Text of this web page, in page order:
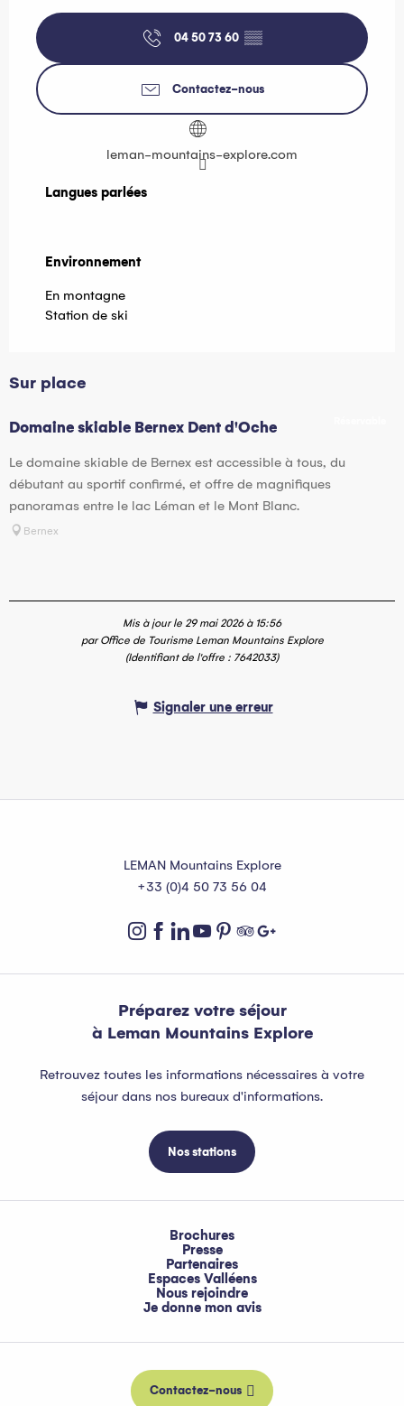
04 50 73 60 ▒▒
Contactez-nous
leman-mountains-explore.com
Langues parlées
Langues parlées
Environnement
Environnement
En montagne
Station de ski
Sur place
Domaine skiable Bernex Dent d'Oche
Le domaine skiable de Bernex est accessible à tous, du
débutant au sportif confirmé, et offre de magnifiques
panoramas entre le lac Léman et le Mont Blanc.
Bernex
Mis à jour le 29 mai 2026 à 15:56
par Office de Tourisme Leman Mountains Explore
(Identifiant de l'offre : 7642033)
Signaler une erreur
LEMAN Mountains Explore
+33 (0)4 50 73 56 04
Préparez votre séjour
à Leman Mountains Explore
Retrouvez toutes les informations nécessaires à votre
séjour dans nos bureaux d'informations.
Nos stations
Brochures
Presse
Partenaires
Espaces Valléens
Nous rejoindre
Je donne mon avis
Contactez-nous